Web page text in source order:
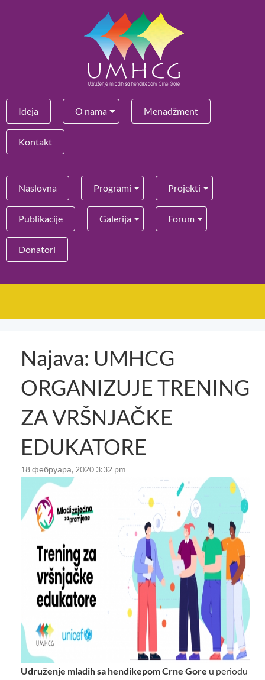
Ideja O nama Menadžment
Kontakt
Naslovna Programi Projekti
Publikacije Galerija Forum
Donatori
Najava: UMHCG
ORGANIZUJE TRENING
ZA VRŠNJAČKE
EDUKATORE
18 фебруара, 2020 3:32 pm
Udruženje mladih sa hendikepom Crne Gore u periodu